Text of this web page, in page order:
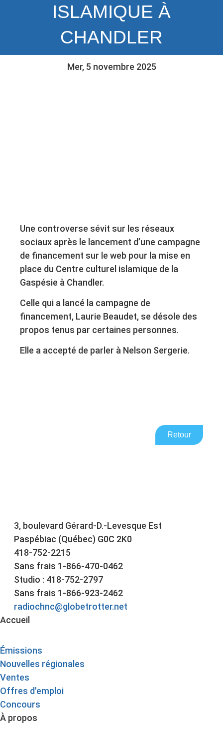
ISLAMIQUE À
CHANDLER
Mer, 5 novembre 2025
Une controverse sévit sur les réseaux
sociaux après le lancement d’une campagne
de financement sur le web pour la mise en
place du Centre culturel islamique de la
Gaspésie à Chandler.
Celle qui a lancé la campagne de
financement, Laurie Beaudet, se désole des
propos tenus par certaines personnes.
Elle a accepté de parler à Nelson Sergerie.
Retour
3, boulevard Gérard-D.-Levesque Est
Paspébiac (Québec) G0C 2K0
418-752-2215
Sans frais 1-866-470-0462
Studio : 418-752-2797
Sans frais 1-866-923-2462
radiochnc@globetrotter.net
Accueil
Émissions
Nouvelles régionales
Ventes
Offres d'emploi
Concours
À propos